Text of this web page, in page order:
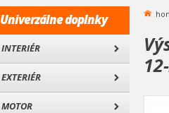
Univerzálne doplnky
INTERIÉR
EXTERIÉR
MOTOR